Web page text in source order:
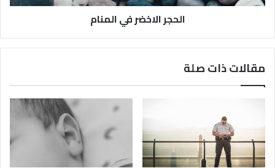
الحجر الاخضر في المنام
مقالات ذات صلة